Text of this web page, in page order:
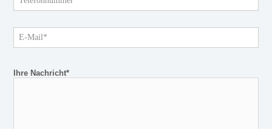
Ihre Nachricht*